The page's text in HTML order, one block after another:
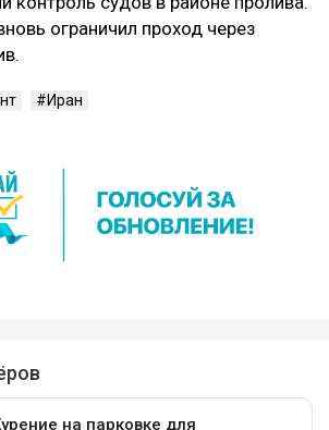
ограничил проход через
Иран